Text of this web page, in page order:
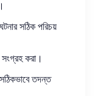
সঠিক পরিচয়
করা।
তদন্ত